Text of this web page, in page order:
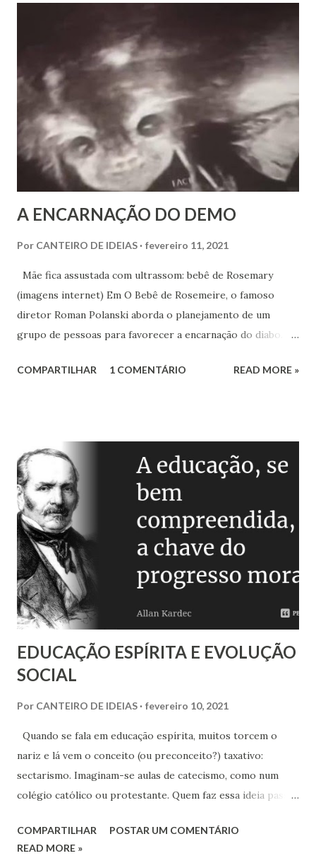
movimento espírita vem tomando, bem como o silêncio
ante avanços que estávamos tendo – não há notas de
esclarecimentos sobre vacinas nem sobre esses equívocos,
deixando “passar uma boiada” perigosa, colocando-nos
novamente no rumo da perdição acontecida no século IV:
em nome da aliança com movimentos cristãos equivocados,
porém fortes política e financeiramente, deixam-se de lado
os ideais cristãos e espíritas originais...
A ENCARNAÇÃO DO DEMO
Por CANTEIRO DE IDEIAS fevereiro 11, 2021
Mãe fica assustada com ultrassom: bebê de Rosemary
(imagens internet) Em O Bebê de Rosemeire, o famoso
diretor Roman Polanski aborda o planejamento de um
grupo de pessoas para favorecer a encarnação do diabo.
disputa com Deus pelas almas humanas, é mera fantasia
COMPARTILHAR 1 COMENTÁRIO READ MORE »
EDUCAÇÃO ESPÍRITA E EVOLUÇÃO
SOCIAL
Por CANTEIRO DE IDEIAS fevereiro 10, 2021
Quando se fala em educação espírita, muitos torcem o
nariz e lá vem o conceito (ou preconceito?) taxativo:
sectarismo. Imaginam-se aulas de catecismo, como num
colégio católico ou protestante. Quem faz essa ideia passa
mais universal e antissectário do que a doutrina espírita
(verdadeiramente compreendida!). Ou talvez, quem assim
COMPARTILHAR
POSTAR UM COMENTÁRIO
READ MORE »